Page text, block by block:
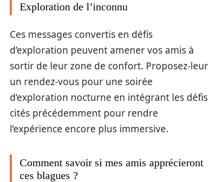
Exploration de l’inconnu
Ces messages convertis en défis
d’exploration peuvent amener vos amis à
sortir de leur zone de confort. Proposez-leur
un rendez-vous pour une soirée
d’exploration nocturne en intégrant les défis
cités précédemment pour rendre
l’expérience encore plus immersive.
Comment savoir si mes amis apprécieront
ces blagues ?